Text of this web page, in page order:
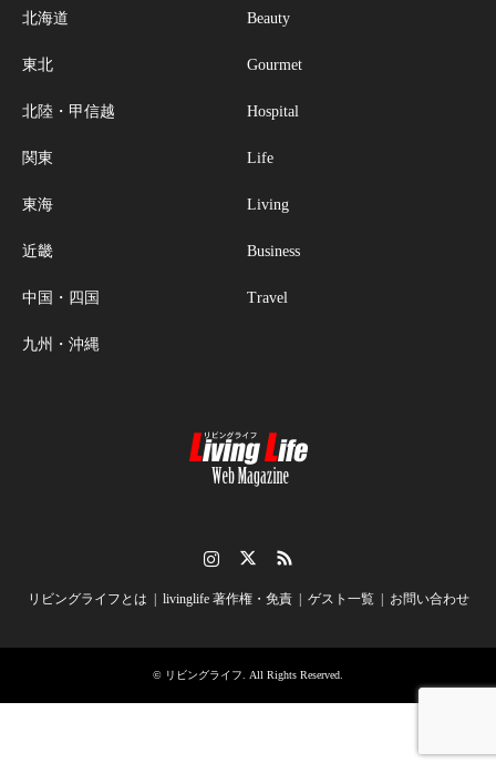
北海道
東北
北陸・甲信越
関東
東海
近畿
中国・四国
九州・沖縄
Beauty
Gourmet
Hospital
Life
Living
Business
Travel
リビングライフとは livinglife 著作権・免責 ゲスト一覧 お問い合わせ
© リビングライフ . All Rights Reserved.